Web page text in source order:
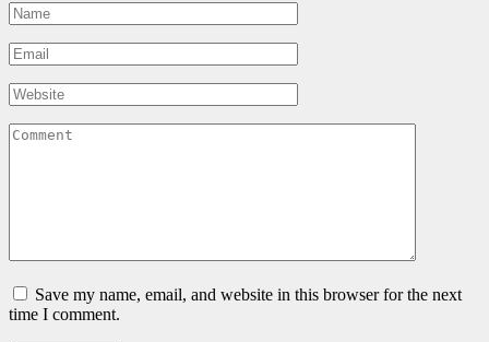
Name
*
Email
*
Website
Comment
Save my name, email, and website in this browser for the next
time I comment.